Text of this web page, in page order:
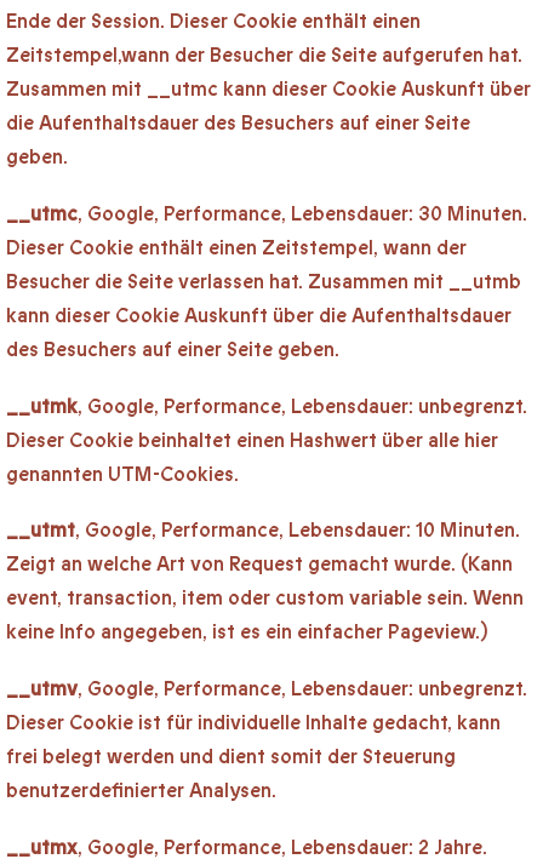
Ende der Session. Dieser Cookie enthält einen
Zeitstempel,wann der Besucher die Seite aufgerufen hat.
Zusammen mit __utmc kann dieser Cookie Auskunft über
die Aufenthaltsdauer des Besuchers auf einer Seite
geben.
__utmc, Google, Performance, Lebensdauer: 30 Minuten.
Dieser Cookie enthält einen Zeitstempel, wann der
Besucher die Seite verlassen hat. Zusammen mit __utmb
kann dieser Cookie Auskunft über die Aufenthaltsdauer
des Besuchers auf einer Seite geben.
__utmk, Google, Performance, Lebensdauer: unbegrenzt.
Dieser Cookie beinhaltet einen Hashwert über alle hier
genannten UTM-Cookies.
__utmt, Google, Performance, Lebensdauer: 10 Minuten.
Zeigt an welche Art von Request gemacht wurde. (Kann
event, transaction, item oder custom variable sein. Wenn
keine Info angegeben, ist es ein einfacher Pageview.)
__utmv, Google, Performance, Lebensdauer: unbegrenzt.
Dieser Cookie ist für individuelle Inhalte gedacht, kann
frei belegt werden und dient somit der Steuerung
benutzerdefinierter Analysen.
__utmx, Google, Performance, Lebensdauer: 2 Jahre.